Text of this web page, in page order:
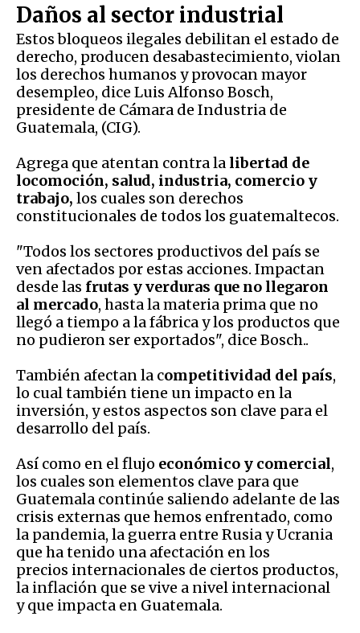
Daños al sector industrial
Estos bloqueos ilegales debilitan el estado de
derecho, producen desabastecimiento, violan
los derechos humanos y provocan mayor
desempleo, dice Luis Alfonso Bosch,
presidente de Cámara de Industria de
Guatemala, (CIG).
Agrega que atentan contra la libertad de
locomoción, salud, industria, comercio y
trabajo, los cuales son derechos
constitucionales de todos los guatemaltecos.
"Todos los sectores productivos del país se
ven afectados por estas acciones. Impactan
desde las frutas y verduras que no llegaron
al mercado, hasta la materia prima que no
llegó a tiempo a la fábrica y los productos que
no pudieron ser exportados", dice Bosch..
También afectan la competitividad del país,
lo cual también tiene un impacto en la
inversión, y estos aspectos son clave para el
desarrollo del país.
Así como en el flujo económico y comercial,
los cuales son elementos clave para que
Guatemala continúe saliendo adelante de las
crisis externas que hemos enfrentado, como
la pandemia, la guerra entre Rusia y Ucrania
que ha tenido una afectación en los
precios internacionales de ciertos productos,
la inflación que se vive a nivel internacional
y que impacta en Guatemala.